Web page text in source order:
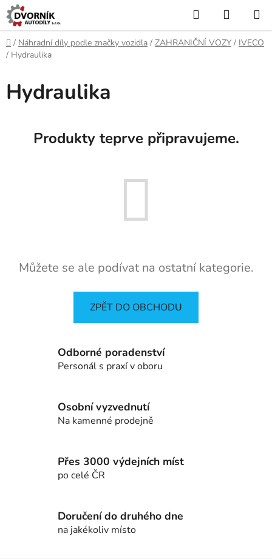
Přejít
na
obsah
Hledat
KOŠÍK
Domů
/ Náhradní díly podle značky vozidla / ZAHRANIČNÍ VOZY / IVECO
/ Hydraulika
Hydraulika
Produkty teprve připravujeme.
Můžete se ale podívat na ostatní kategorie.
ZPĚT DO OBCHODU
Odborné poradenství
Personál s praxí v oboru
Osobní vyzvednutí
Na kamenné prodejně
Přes 3000 výdejních míst
po celé ČR
Doručení do druhého dne
na jakékoliv místo